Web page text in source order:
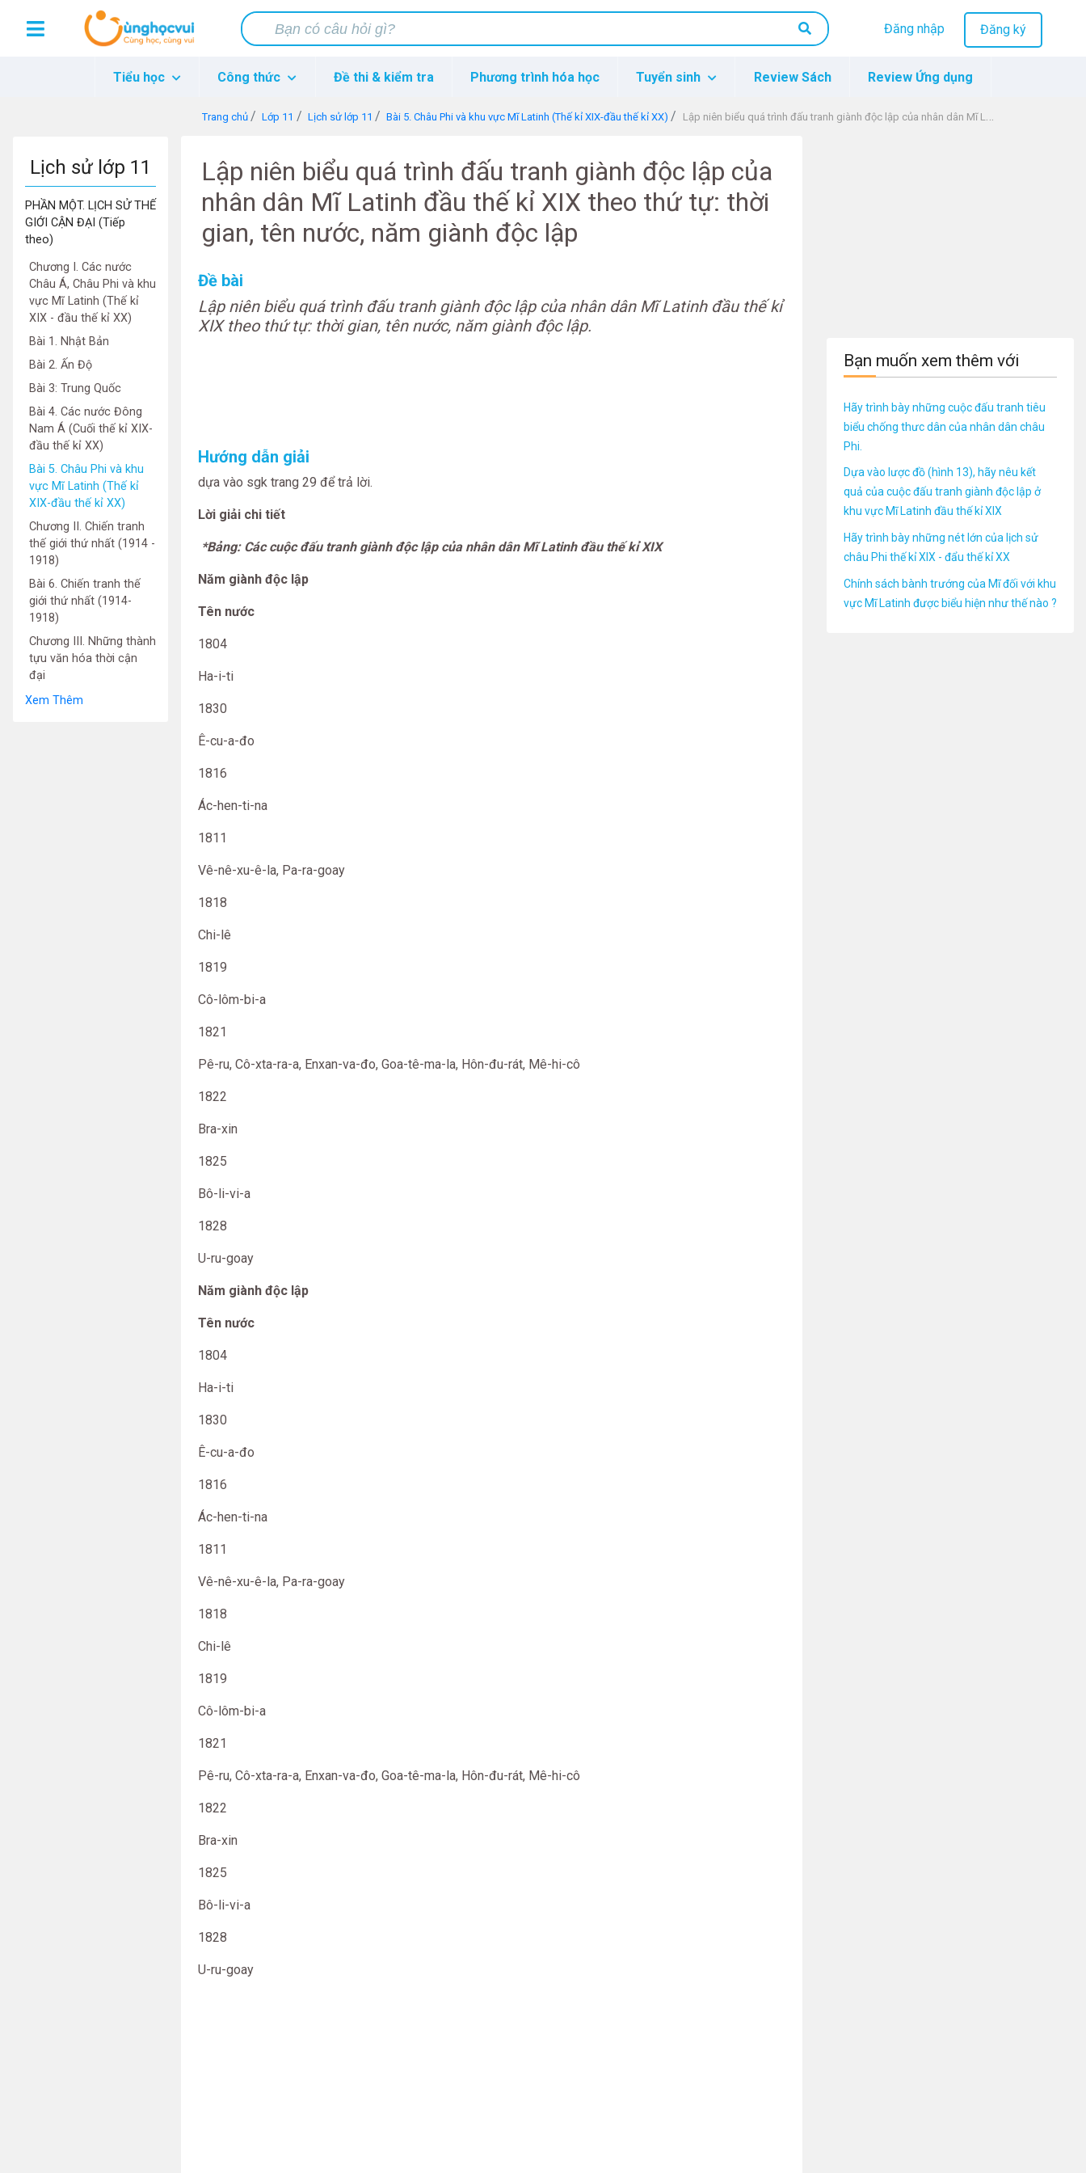
Đăng nhập Đăng ký
Tiểu học Công thức Đề thi & kiểm tra Phương trình hóa học Tuyển sinh Review Sách Review Ứng dụng
Trang chủ Lớp 11 Lịch sử lớp 11 Bài 5. Châu Phi và khu vực Mĩ Latinh (Thế kỉ XIX-đầu thế kỉ XX) Lập niên biểu quá trình đấu tranh giành độc lập của nhân dân Mĩ Latinh đầu thế kỉ XIX theo thứ tự: thời gian, tên nước, năm giành độc lập
Lịch sử lớp 11
PHẦN MỘT. LỊCH SỬ THẾ
GIỚI CẬN ĐẠI (Tiếp
theo)
Chương I. Các nước
Châu Á, Châu Phi và khu
vực Mĩ Latinh (Thế kỉ
XIX - đầu thế kỉ XX)
Bài 1. Nhật Bản
Bài 2. Ấn Độ
Bài 3: Trung Quốc
Bài 4. Các nước Đông
Nam Á (Cuối thế kỉ XIX-
đầu thế kỉ XX)
Bài 5. Châu Phi và khu
vực Mĩ Latinh (Thế kỉ
XIX-đầu thế kỉ XX)
Chương II. Chiến tranh
thế giới thứ nhất (1914 -
1918)
Bài 6. Chiến tranh thế
giới thứ nhất (1914-
1918)
Chương III. Những thành
tựu văn hóa thời cận
đại
Xem Thêm
Lập niên biểu quá trình đấu tranh giành độc lập của
nhân dân Mĩ Latinh đầu thế kỉ XIX theo thứ tự: thời
gian, tên nước, năm giành độc lập
Đề bài
Lập niên biểu quá trình đấu tranh giành độc lập của nhân dân Mĩ Latinh đầu thế kỉ
XIX theo thứ tự: thời gian, tên nước, năm giành độc lập.
Hướng dẫn giải
dựa vào sgk trang 29 để trả lời.
Lời giải chi tiết
*Bảng: Các cuộc đấu tranh giành độc lập của nhân dân Mĩ Latinh đầu thế kỉ XIX
Năm giành độc lập
Tên nước
1804
Ha-i-ti
1830
Ê-cu-a-đo
1816
Ác-hen-ti-na
1811
Vê-nê-xu-ê-la, Pa-ra-goay
1818
Chi-lê
1819
Cô-lôm-bi-a
1821
Pê-ru, Cô-xta-ra-a, Enxan-va-đo, Goa-tê-ma-la, Hôn-đu-rát, Mê-hi-cô
1822
Bra-xin
1825
Bô-li-vi-a
1828
U-ru-goay
Năm giành độc lập
Tên nước
1804
Ha-i-ti
1830
Ê-cu-a-đo
1816
Ác-hen-ti-na
1811
Vê-nê-xu-ê-la, Pa-ra-goay
1818
Chi-lê
1819
Cô-lôm-bi-a
1821
Pê-ru, Cô-xta-ra-a, Enxan-va-đo, Goa-tê-ma-la, Hôn-đu-rát, Mê-hi-cô
1822
Bra-xin
1825
Bô-li-vi-a
1828
U-ru-goay
Bạn muốn xem thêm với
Hãy trình bày những cuộc đấu tranh tiêu
biểu chống thưc dân của nhân dân châu
Phi.
Dựa vào lược đồ (hình 13), hãy nêu kết
quả của cuộc đấu tranh giành độc lập ở
khu vực Mĩ Latinh đầu thế kỉ XIX
Hãy trình bày những nét lớn của lịch sử
châu Phi thế kỉ XIX - đẩu thế kỉ XX
Chính sách bành trướng của Mĩ đối với khu
vực Mĩ Latinh được biểu hiện như thế nào ?